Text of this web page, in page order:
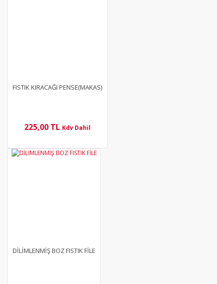
FISTIK KIRACAĞI PENSE(MAKAS)
225,00 TL Kdv Dahil
DİLİMLENMİŞ BOZ FISTIK FİLE